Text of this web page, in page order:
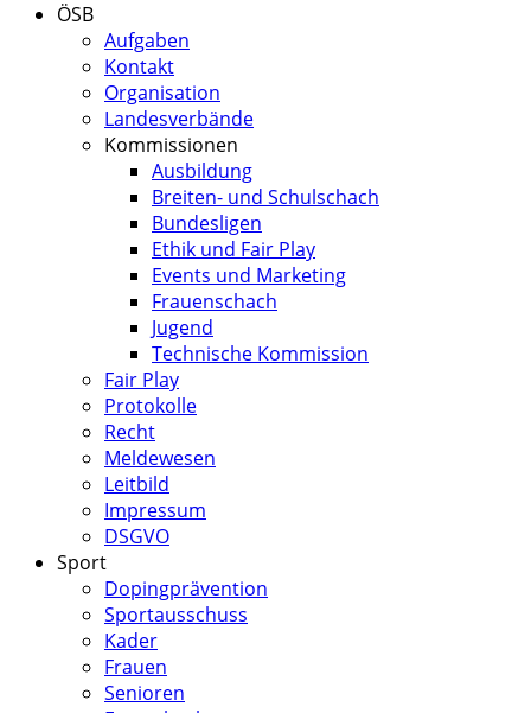
ÖSB
Aufgaben
Kontakt
Organisation
Landesverbände
Kommissionen
Ausbildung
Breiten- und Schulschach
Bundesligen
Ethik und Fair Play
Events und Marketing
Frauenschach
Jugend
Technische Kommission
Fair Play
Protokolle
Recht
Meldewesen
Leitbild
Impressum
DSGVO
Sport
Dopingprävention
Sportausschuss
Kader
Frauen
Senioren